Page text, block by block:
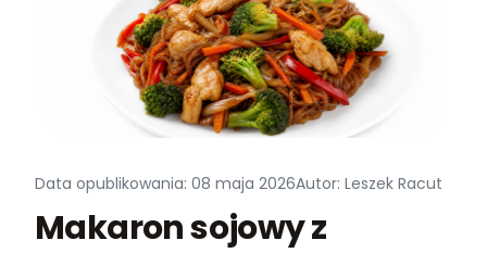
Data opublikowania: 08 maja 2026Autor: Leszek Racut
Makaron sojowy z